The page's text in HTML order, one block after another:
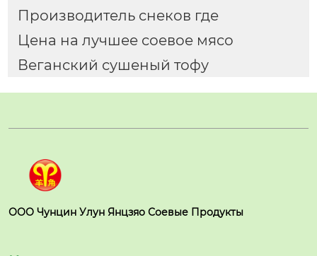
Производитель снеков где
Цена на лучшее соевое мясо
Веганский сушеный тофу
ООО Чунцин Улун Янцзяо Соевые Продукты